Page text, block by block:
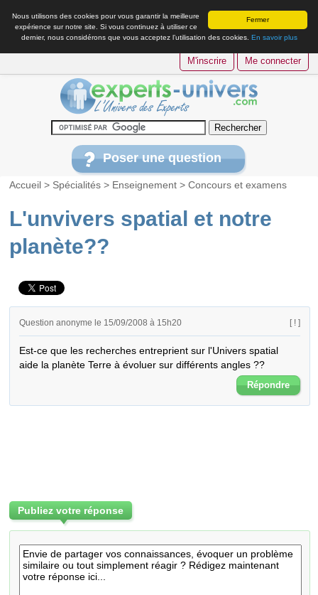
Fermer
Nous utilisons des cookies pour vous garantir la meilleure
expérience sur notre site. Si vous continuez à utiliser ce
dernier, nous considérons que vous acceptez l’utilisation des cookies. En savoir plus
M'inscrire Me connecter
Poser une question
Accueil > Spécialités > Enseignement >Concours et examens
L'unvivers spatial et notre
planète??
Question anonyme le 15/09/2008 à 15h20 [ ! ]
Est-ce que les recherches entreprient sur l'Univers spatial
aide la planète Terre à évoluer sur différents angles ??
Répondre
Publiez votre réponse